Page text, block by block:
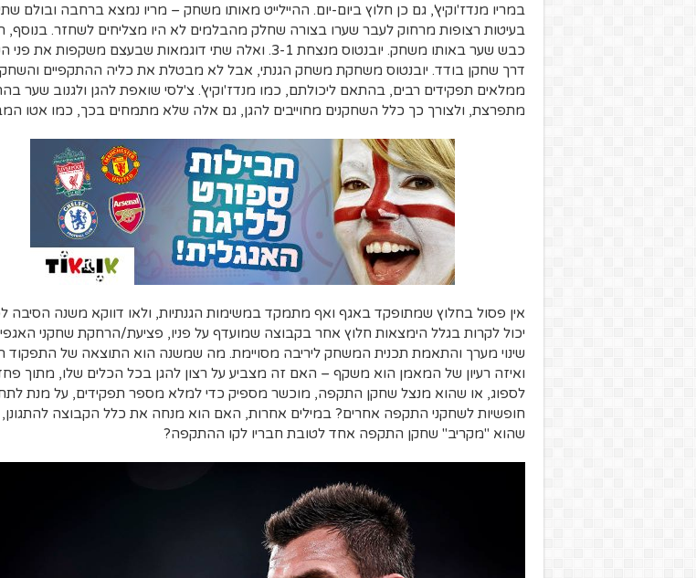
במריו מנדז'וקיץ', גם כן חלוץ ביום-יום. ההיילייט מאותו משחק – מריו נמצא ברחבה ובולם
בעיטות רצופות מרחוק לעבר שערו בצורה שחלק מהבלמים לא היו מצליחים לשחזר. בנוסף,
כבש שער באותו משחק. יובנטוס מנצחת 3-1. ואלה שתי דוגמאות שבעצם משקפות את
דרך שחקן בודד. יובנטוס משחקת משחק הגנתי, אבל לא מבטלת את כליה ההתקפיים
ממלאים תפקידים רבים, בהתאם ליכולתם, כמו מנדז'וקיץ'. צ'לסי שואפת להגן ולגנוב שער
מתפרצת, ולצורך כך כלל השחקנים מחוייבים להגן, גם אלה שלא מתמחים בכך, כמו אטו
אין פסול בחלוץ שמתופקד באגף ואף מתמקד במשימות הגנתיות, ולאו דווקא משנה הסיבה
יכול לקרות בגלל הימצאות חלוץ אחר בקבוצה שמועדף על פניו, פציעת/הרחקת שחקני
שינוי מערך והתאמת תכנית המשחק ליריבה מסויימת. מה שמשנה הוא התוצאה של התפקוד
ואיזה רעיון של המאמן הוא משקף – האם זה מצביע על רצון להגן בכל הכלים שלו, מתוך
לספוג, או שהוא מנצל שחקן התקפה, מוכשר מספיק כדי למלא מספר תפקידים, על מנת לתת
חופשיות לשחקני התקפה אחרים? במילים אחרות, האם הוא מנחה את כלל הקבוצה להתגונן,
שהוא "מקריב" שחקן התקפה אחד לטובת חבריו לקו ההתקפה?